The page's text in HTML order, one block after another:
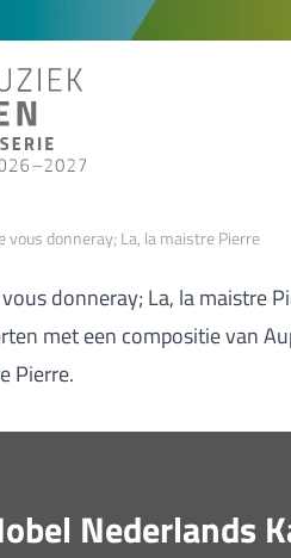
vous donneray; La, la maistre Pierre
donneray; La, la maistre
met een compositie van
Pierre.
Nederlands